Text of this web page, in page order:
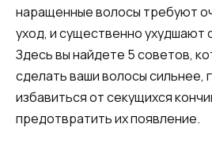
наращенные волосы требуют
уход, и существенно ухудшают
Здесь вы найдете 5 советов,
сделать ваши волосы сильнее,
избавиться от секущихся
предотвратить их появление.